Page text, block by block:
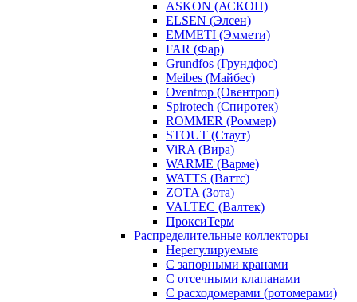
ASKON (АСКОН)
ELSEN (Элсен)
EMMETI (Эммети)
FAR (Фар)
Grundfos (Грундфос)
Meibes (Майбес)
Oventrop (Овентроп)
Spirotech (Спиротек)
ROMMER (Роммер)
STOUT (Стаут)
ViRA (Вира)
WARME (Варме)
WATTS (Ваттс)
ZOTA (Зота)
VALTEC (Валтек)
ПроксиТерм
Распределительные коллекторы
Нерегулируемые
С запорными кранами
С отсечными клапанами
С расходомерами (ротомерами)